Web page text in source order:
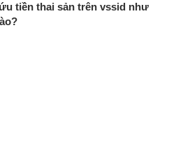
tiền thai sản trên vssid như